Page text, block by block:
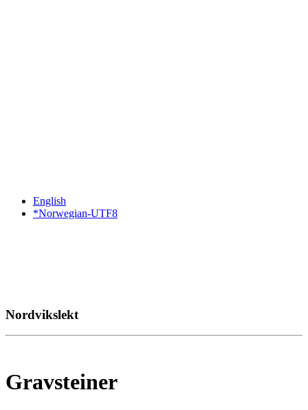
English
*Norwegian-UTF8
Nordvikslekt
Gravsteiner